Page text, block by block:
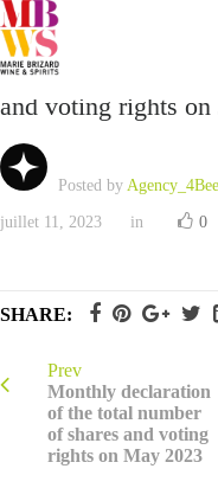
Monthly
and voting rights on
Posted by
juillet 11, 2023 in 0
SHARE:
Prev
Monthly declaration
of the total number
of shares and voting
rights on May 2023